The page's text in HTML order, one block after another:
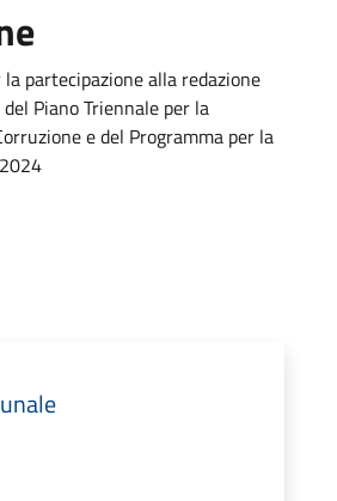
la partecipazione alla redazione
Piano Triennale per la
e del Programma per la